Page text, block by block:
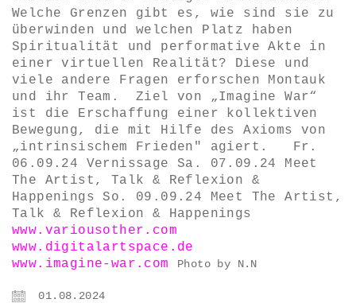
Welche Grenzen gibt es, wie sind sie zu
überwinden und welchen Platz haben
Spiritualität und performative Akte in
einer virtuellen Realität? Diese und
viele andere Fragen erforschen Montauk
und ihr Team. Ziel von „Imagine War“
ist die Erschaffung einer kollektiven
Bewegung, die mit Hilfe des Axioms von
„intrinsischem Frieden" agiert. Fr.
06.09.24 Vernissage Sa. 07.09.24 Meet
The Artist, Talk & Reflexion &
Happenings So. 09.09.24 Meet The Artist,
Talk & Reflexion & Happenings
www.variousother.com
www.digitalartspace.de
www.imagine-war.com
Photo by N.N
01.08.2024